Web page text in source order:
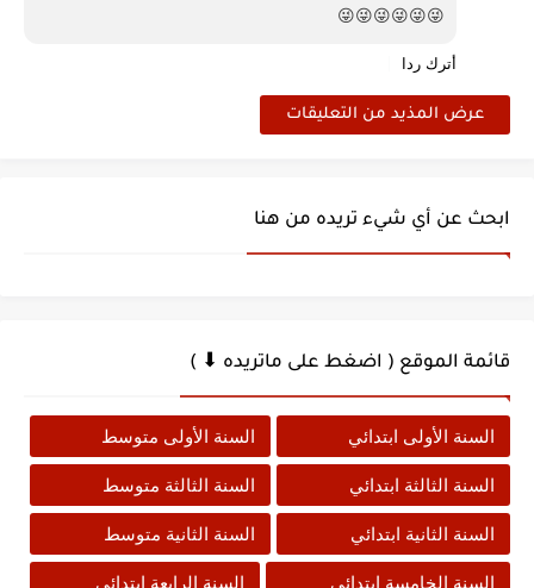
😜😜😜😜😜😜
أترك ردا
عرض المذيد من التعليقات
ابحث عن أي شيء تريده من هنا
قائمة الموقع ( اضغط على ماتريده ⬇ )
السنة الأولى ابتدائي السنة الأولى متوسط
السنة الثالثة ابتدائي السنة الثالثة متوسط
السنة الثانية ابتدائي السنة الثانية متوسط
السنة الخامسة ابتدائي السنة الرابعة ابتدائي